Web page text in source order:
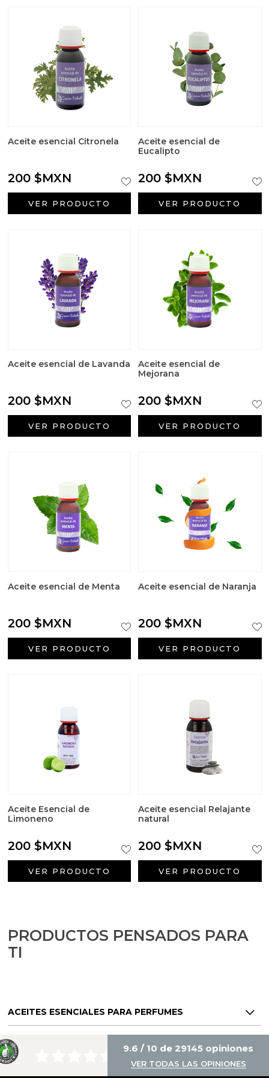
Aceite esencial Citronela
200 $MXN
VER PRODUCTO
Aceite esencial de
Eucalipto
200 $MXN
VER PRODUCTO
Aceite esencial de Lavanda
200 $MXN
VER PRODUCTO
Aceite esencial de
Mejorana
200 $MXN
VER PRODUCTO
Aceite esencial de Menta
200 $MXN
VER PRODUCTO
Aceite esencial de Naranja
200 $MXN
VER PRODUCTO
Aceite Esencial de
Limoneno
200 $MXN
VER PRODUCTO
Aceite esencial Relajante
natural
200 $MXN
VER PRODUCTO
PRODUCTOS PENSADOS PARA
TI
ACEITES ESENCIALES PARA PERFUMES
9.6 / 10 de 29145 opiniones
VER TODAS LAS OPINIONES
Packaging para tus creaciones
Principios activos cosmetología
Recordatorios de primera comunión
Insumos para Halloween
Tarros para velas
Sales aromáticas
Utensilios